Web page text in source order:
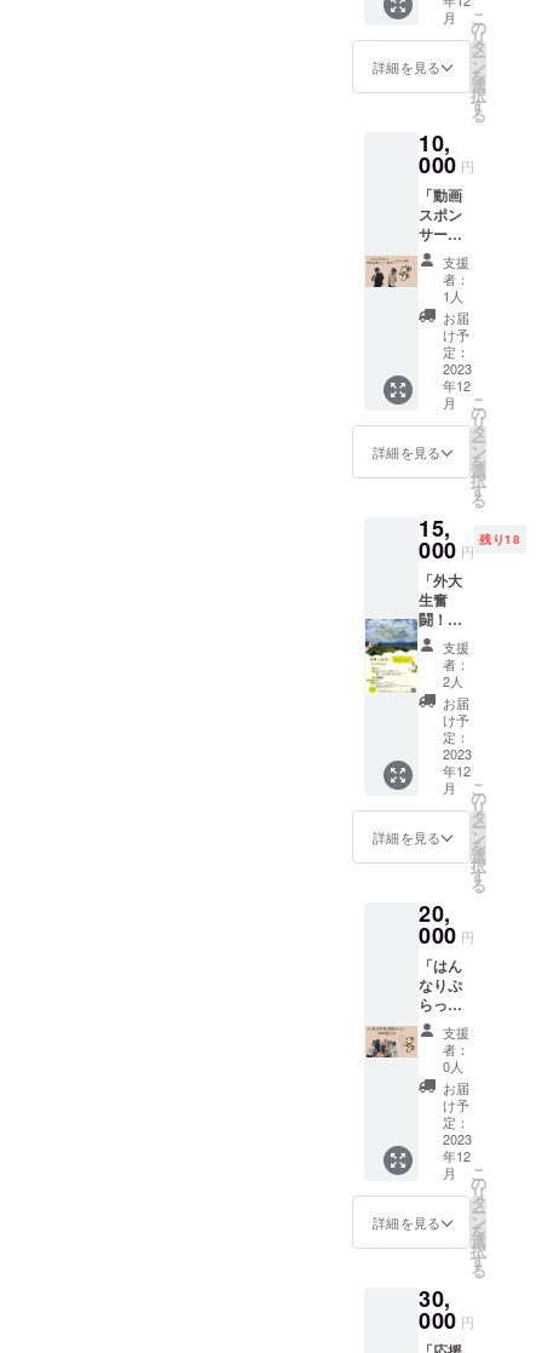
しま
す。ぜ
人やご
家族に
い。 ※
商品は
変更す
る場合
がござ
いま
す。
にてお
知らせ
いたし
ます。
は同一
商品を2
個お届
けいた
しま
す。ぜ
ひご友
人やご
家族に
お配り
くださ
い。 ※
商品は
変更す
る場合
います
たしま
す。 ※
画像は
イメー
らっと
君がプ
リント
された
巾着袋
(ナチュ
ラル)
(サイズ
単位
㎝：本
体/約
W26×H
36) ・
直筆
メッ
ジ 1通
津川あ
られ本
舗〉
・亀
山焼 3
個 ・
ハート
おせん
べい 心
結び 1
個 ・
チョコ
あら
れ
(ティラ
きな粉
味) 1
カー
ショッ
プ寿屋|
和菓子
紀の
羽〉
・
若アユ
モド
キ 2
個
・半
生菓子
琥珀
※内容は
変更す
いま
す。
生の英
語能力
を生か
し、英
語翻訳
伝いを
させて
いただ
きま
す。翻
訳した
い資料
をメー
ルで私
たちに
送って
いただ
くと、
翻訳し
て返送
いたし
ます。
しく自
然な文
に翻訳
できる
ので、
ぜひご
利用く
ださ
い。 -利
用方法-
支援し
ていた
だいた
後、こ
ちらか
ら支援
者様へ
送りし
ます。
ご返信
の際
に、翻
訳した
い資料
を添付
してく
ださ
い。1か
月ほど
で翻訳
して、
支援者
メール
で英文
す。お
急ぎの
場合
月
詳細を見る
こ
の
リ
タ
ー
ン
を
選
択
す
る
10,
000 円
「動画
スポン
サー募
集」上
乗せ大
歓迎！
ここで
しか聞
けな
い！特
別解説
付きツ
アー動
画を作
成し、
それら
ちの
SNSア
カウン
トで発
信いた
しま
す。こ
ちらの
動画の
最後に
スポン
サーと
してお
名前を
表記い
たしま
す。 こ
都を実
際に訪
れて観
光した
気分に
なるよ
うな動
画を解
説付き
で配信
いたし
ます。
私たち
が実際
に足を
運んで
撮影を
詳しい
京都外
国語大
支援
者：
1人
お届
け予
定：
2023
年12
月
詳細を見る
こ
の
リ
タ
ー
ン
を
選
択
す
る
15,
000 円
残り18
「外大
生奮
闘！オ
リジナ
ルツ
アーの
クーポ
ン券」
上乗せ
大歓
迎！ HP
に記載
の「動
いて感
じよう
亀岡ツ
の1万５
千円オ
フの割
引券を
配布い
たしま
す。こ
こでし
か参加
できな
い、学
生らし
さが詰
まった
ツアー
です。
たくさ
ており
ます！
ー内
支援
者：
2人
お届
け予
定：
2023
年12
月
詳細を見る
こ
の
リ
タ
ー
ン
を
選
択
す
る
20,
000 円
「はん
なりぷ
らっ都
と5年間
の愛を
誓いま
すか？5
年間割
引券」
上乗せ
大歓
迎！ は
んなり
ぷらっ
都は今
後も
ツアー
を計
画、実
支援
者：
0人
お届
け予
定：
2023
年12
月
詳細を見る
こ
の
リ
タ
ー
ン
を
選
択
す
る
30,
000 円